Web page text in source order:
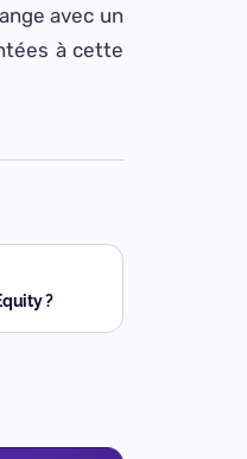
avec un
à cette
?